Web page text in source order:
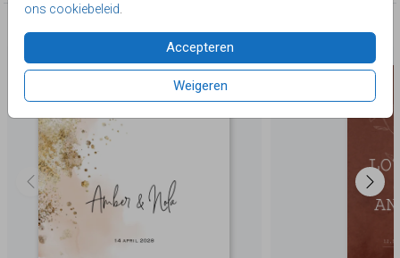
ons cookiebeleid
Accepteren
Weigeren
Deze producten zijn wellicht ook iets voor je